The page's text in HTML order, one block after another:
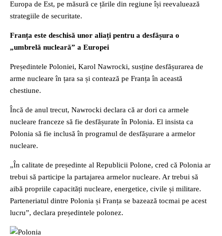
Europa de Est, pe măsură ce țările din regiune își reevaluează
strategiile de securitate.
Franța este deschisă unor aliați pentru a desfășura o
„umbrelă nucleară” a Europei
Președintele Poloniei, Karol Nawrocki, susține desfășurarea de
arme nucleare în țara sa și contează pe Franța în această
chestiune.
Încă de anul trecut, Nawrocki declara că ar dori ca armele
nucleare franceze să fie desfășurate în Polonia. El insista ca
Polonia să fie inclusă în programul de desfășurare a armelor
nucleare.
„În calitate de președinte al Republicii Polone, cred că Polonia ar
trebui să participe la partajarea armelor nucleare. Ar trebui să
aibă propriile capacități nucleare, energetice, civile și militare.
Parteneriatul dintre Polonia și Franța se bazează tocmai pe acest
lucru”, declara președintele polonez.